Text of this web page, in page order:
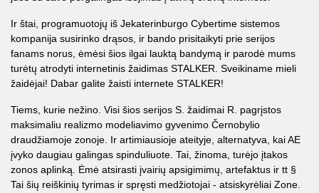
Ir štai, programuotojų iš Jekaterinburgo Cybertime sistemos
kompanija susirinko drąsos, ir bando prisitaikyti prie serijos
fanams norus, ėmėsi šios ilgai lauktą bandymą ir parodė mums
turėtų atrodyti internetinis žaidimas STALKER. Sveikiname mieli
žaidėjai! Dabar galite žaisti internete STALKER!
Tiems, kurie nežino. Visi šios serijos S. žaidimai R. pagrįstos
maksimaliu realizmo modeliavimo gyvenimo Černobylio
draudžiamoje zonoje. Ir artimiausioje ateityje, alternatyva, kai AE
įvyko daugiau galingas spinduliuote. Tai, žinoma, turėjo įtakos
zonos aplinką. Ėmė atsirasti įvairių apsigimimų, artefaktus ir tt §
Tai šių reiškinių tyrimas ir spręsti medžiotojai - atsiskyrėliai Zone.